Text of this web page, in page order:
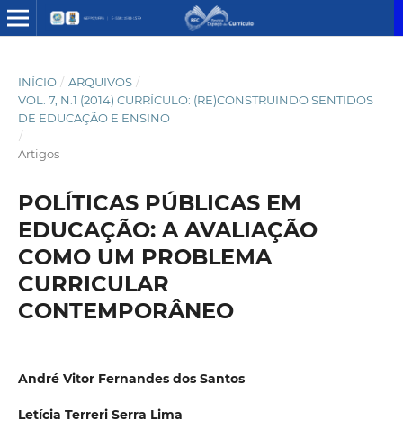
INÍCIO / ARQUIVOS /
VOL. 7, N.1 (2014) CURRÍCULO: (RE)CONSTRUINDO SENTIDOS
DE EDUCAÇÃO E ENSINO
/
Artigos
POLÍTICAS PÚBLICAS EM
EDUCAÇÃO: A AVALIAÇÃO
COMO UM PROBLEMA
CURRICULAR
CONTEMPORÂNEO
André Vitor Fernandes dos Santos
Letícia Terreri Serra Lima